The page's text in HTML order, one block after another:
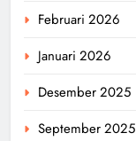
Februari 2026
Januari 2026
Desember 2025
September 2025